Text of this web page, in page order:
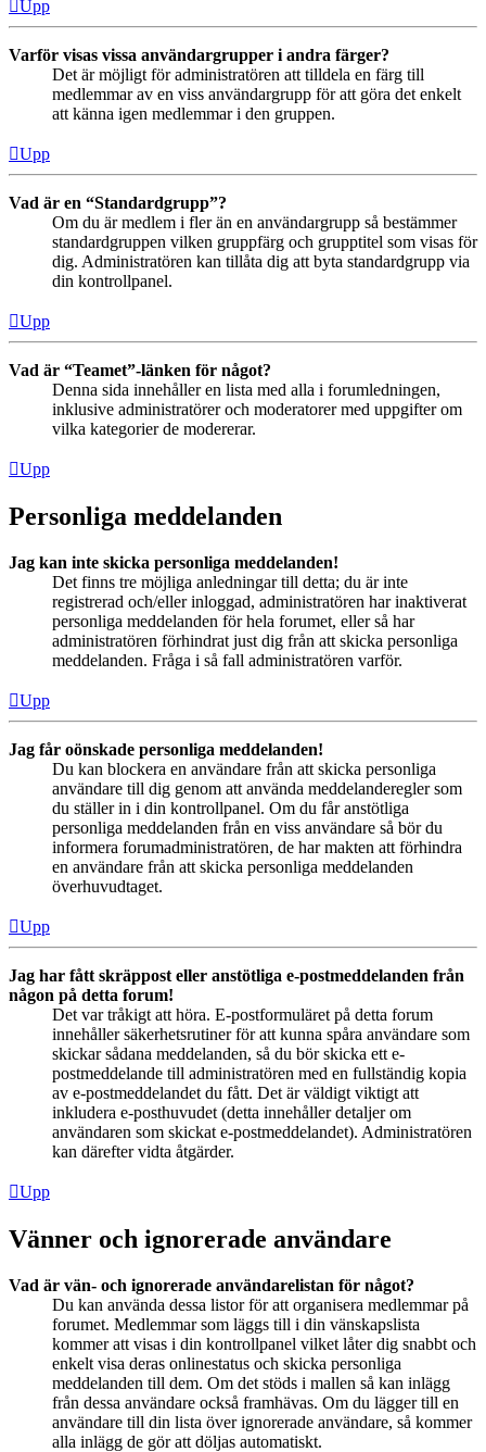
Upp
Varför visas vissa användargrupper i andra färger?
Det är möjligt för administratören att tilldela en färg till
medlemmar av en viss användargrupp för att göra det enkelt
att känna igen medlemmar i den gruppen.
Upp
Vad är en “Standardgrupp”?
Om du är medlem i fler än en användargrupp så bestämmer
standardgruppen vilken gruppfärg och grupptitel som visas för
dig. Administratören kan tillåta dig att byta standardgrupp via
din kontrollpanel.
Upp
Vad är “Teamet”-länken för något?
Denna sida innehåller en lista med alla i forumledningen,
inklusive administratörer och moderatorer med uppgifter om
vilka kategorier de modererar.
Upp
Personliga meddelanden
Jag kan inte skicka personliga meddelanden!
Det finns tre möjliga anledningar till detta; du är inte
registrerad och/eller inloggad, administratören har inaktiverat
personliga meddelanden för hela forumet, eller så har
administratören förhindrat just dig från att skicka personliga
meddelanden. Fråga i så fall administratören varför.
Upp
Jag får oönskade personliga meddelanden!
Du kan blockera en användare från att skicka personliga
användare till dig genom att använda meddelanderegler som
du ställer in i din kontrollpanel. Om du får anstötliga
personliga meddelanden från en viss användare så bör du
informera forumadministratören, de har makten att förhindra
en användare från att skicka personliga meddelanden
överhuvudtaget.
Upp
Jag har fått skräppost eller anstötliga e-postmeddelanden från
någon på detta forum!
Det var tråkigt att höra. E-postformuläret på detta forum
innehåller säkerhetsrutiner för att kunna spåra användare som
skickar sådana meddelanden, så du bör skicka ett e-
postmeddelande till administratören med en fullständig kopia
av e-postmeddelandet du fått. Det är väldigt viktigt att
inkludera e-posthuvudet (detta innehåller detaljer om
användaren som skickat e-postmeddelandet). Administratören
kan därefter vidta åtgärder.
Upp
Vänner och ignorerade användare
Vad är vän- och ignorerade användarelistan för något?
Du kan använda dessa listor för att organisera medlemmar på
forumet. Medlemmar som läggs till i din vänskapslista
kommer att visas i din kontrollpanel vilket låter dig snabbt och
enkelt visa deras onlinestatus och skicka personliga
meddelanden till dem. Om det stöds i mallen så kan inlägg
från dessa användare också framhävas. Om du lägger till en
användare till din lista över ignorerade användare, så kommer
alla inlägg de gör att döljas automatiskt.